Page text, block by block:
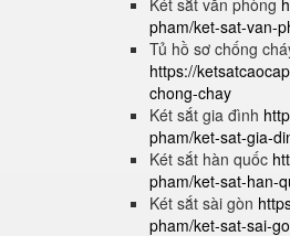
Két sắt văn phòng
pham/ket-sat-van-
Tủ hồ sơ chống
https://
chong-chay
Két sắt gia đình
pham/ket-sat-gia-
Két sắt hàn quốc
pham/ket-sat-han-
Két sắt sài gòn
pham/ket-sat-sai-